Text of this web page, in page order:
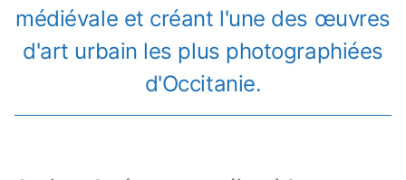
médiévale et créant l'une des œuvres
d'art urbain les plus photographiées
d'Occitanie.